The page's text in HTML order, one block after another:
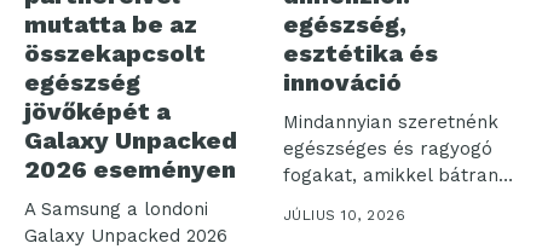
mutatta be az
összekapcsolt
egészség
jövőképét a
Galaxy Unpacked
2026 eseményen
A Samsung a londoni
Galaxy Unpacked 2026
egészség,
esztétika és
innováció
Mindannyian szeretnénk
egészséges és ragyogó
fogakat, amikkel bátran
mosolyoghatunk a világra.
JÚLIUS 10, 2026